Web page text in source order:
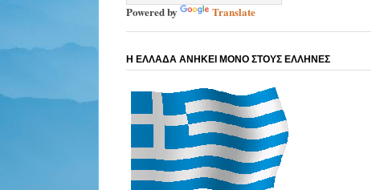
Powered by Translate
Η ΕΛΛΑΔΑ ΑΝΗΚΕΙ ΜΟΝΟ ΣΤΟΥΣ ΕΛΛΗΝΕΣ